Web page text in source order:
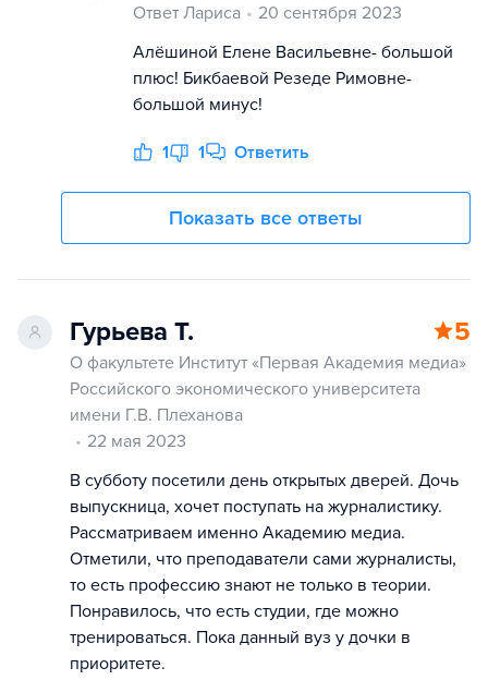
Ответ Лариса
20 сентября 2023
Алёшиной Елене Васильевне- большой
плюс! Бикбаевой Резеде Римовне-
большой минус!
1 1 Ответить
Показать все ответы
Гурьева Т. 5
О факультете Институт «Первая Академия медиа»
Российского экономического университета
имени Г.В. Плеханова
22 мая 2023
В субботу посетили день открытых дверей. Дочь
выпускница, хочет поступать на журналистику.
Рассматриваем именно Академию медиа.
Отметили, что преподаватели сами журналисты,
то есть профессию знают не только в теории.
Понравилось, что есть студии, где можно
тренироваться. Пока данный вуз у дочки в
приоритете.